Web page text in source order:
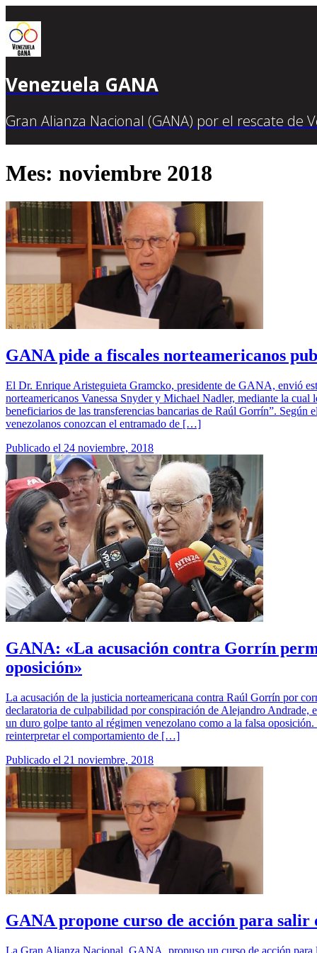
Venezuela GANA
Gran Alianza Nacional (GANA) por el rescate de
Mes: noviembre 2018
GANA pide a fiscales norteamericanos
El Dr. Enrique Aristeguieta Gramcko, presidente de GANA, envió
norteamericanos Vanessa Snyder y Michael Nadler, mediante la
beneficiarios de las transferencias bancarias de Raúl Gorrín”.
venezolanos conozcan el entramado de […]
Publicado el 24 noviembre, 2018
GANA: «La acusación contra Gorrín
oposición»
La acusación de la justicia norteamericana contra Raúl Gorrín por
declaratoria de culpabilidad por conspiración de Alejandro Andrade,
un duro golpe tanto al régimen venezolano como a la falsa
reinterpretar el comportamiento de […]
Publicado el 21 noviembre, 2018
GANA propone curso de acción para salir
La Gran Alianza Nacional, GANA, propuso un curso de acción para